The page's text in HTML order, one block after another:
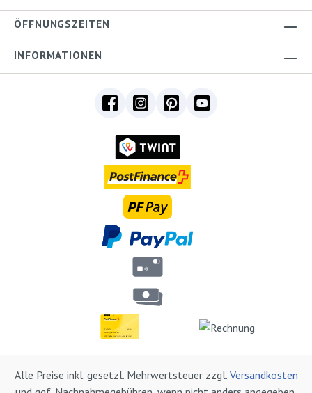
ÖFFNUNGSZEITEN
INFORMATIONEN
Alle Preise inkl. gesetzl. Mehrwertsteuer zzgl. Versandkosten